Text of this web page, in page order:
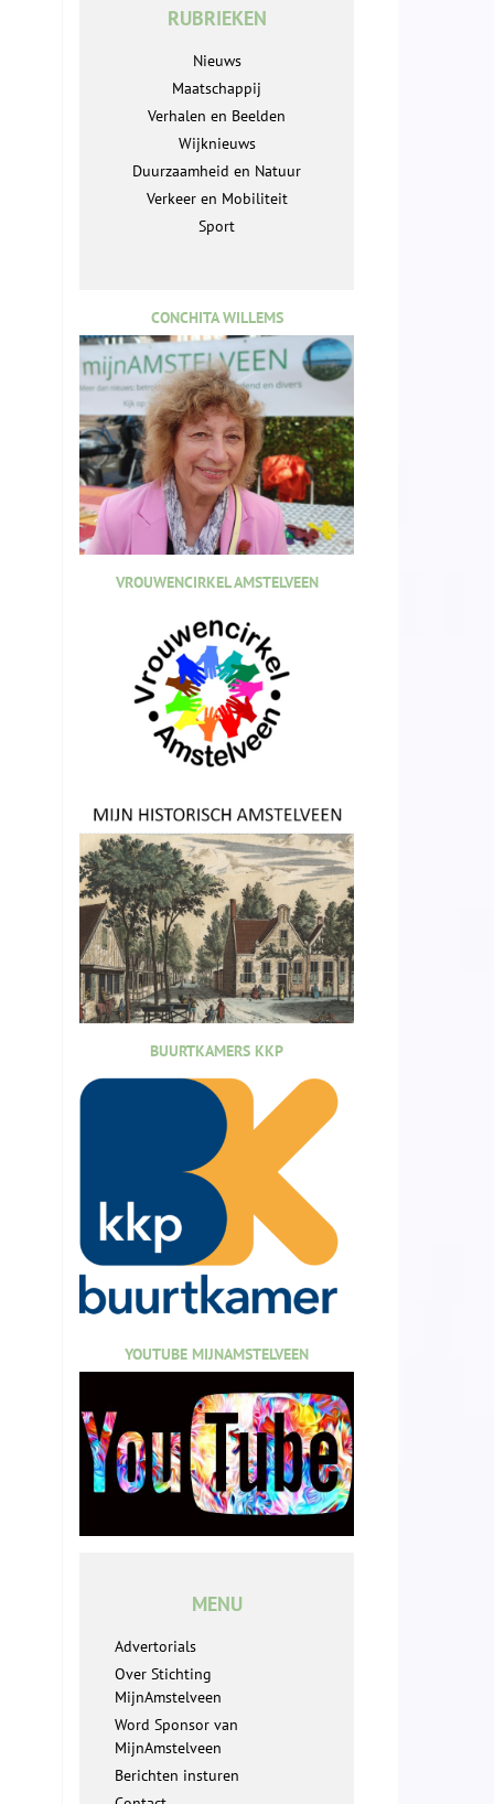
RUBRIEKEN
Nieuws
Maatschappij
Verhalen en Beelden
Wijknieuws
Duurzaamheid en Natuur
Verkeer en Mobiliteit
Sport
CONCHITA WILLEMS
VROUWENCIRKEL AMSTELVEEN
BUURTKAMERS KKP
YOUTUBE MIJNAMSTELVEEN
MENU
Advertorials
Over Stichting
MijnAmstelveen
Word Sponsor van
MijnAmstelveen
Berichten insturen